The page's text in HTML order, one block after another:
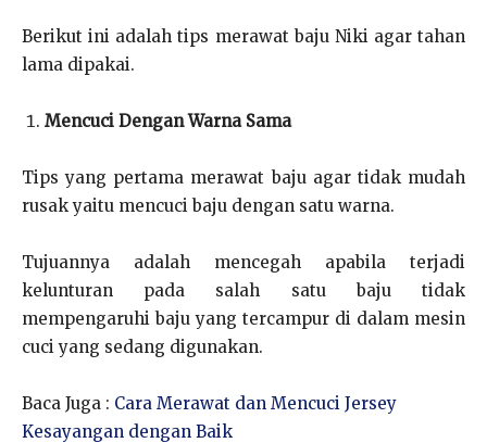
Berikut ini adalah tips merawat baju Niki agar tahan
lama dipakai.
Mencuci Dengan Warna Sama
Tips yang pertama merawat baju agar tidak mudah
rusak yaitu mencuci baju dengan satu warna.
Tujuannya adalah mencegah apabila terjadi
kelunturan pada salah satu baju tidak
mempengaruhi baju yang tercampur di dalam mesin
cuci yang sedang digunakan.
Baca Juga : Cara Merawat dan Mencuci Jersey
Kesayangan dengan Baik